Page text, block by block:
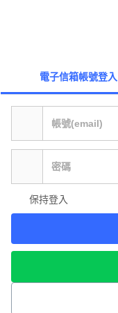
電子信箱帳號登入
保持登入